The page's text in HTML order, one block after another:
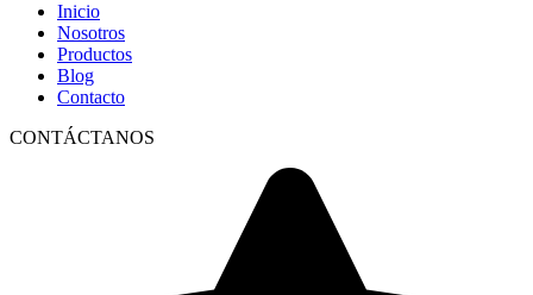
Inicio
Nosotros
Productos
Blog
Contacto
CONTÁCTANOS